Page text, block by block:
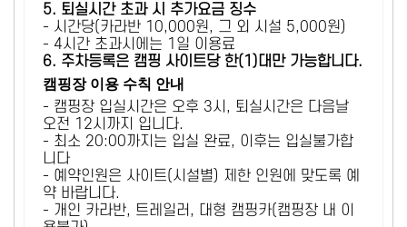
5. 퇴실시간 초과 시 추가요금 징수
- 시간당(카라반 10,000원, 그 외 시설 5,000원)
- 4시간 초과시에는 1일 이용료
6. 주차등록은 캠핑 사이트당 한(1)대만 가능합니다.
캠핑장 이용 수칙 안내
- 캠핑장 입실시간은 오후 3시, 퇴실시간은 다음날
오전 12시까지 입니다.
- 최소 20:00까지는 입실 완료, 이후는 입실불가합
니다
- 예약인원은 사이트(시설별) 제한 인원에 맞도록 예
약 바랍니다.
- 개인 카라반, 트레일러, 대형 캠핑카(캠핑장 내 이